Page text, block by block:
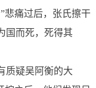
悲痛过后，张氏擦干
国而死，死得其
质疑吴阿衡的大